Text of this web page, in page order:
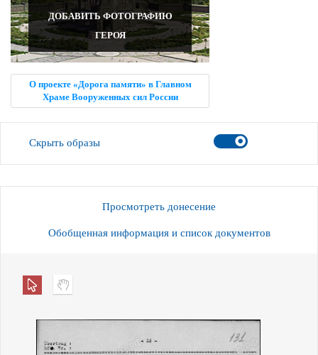
ДОБАВИТЬ ФОТОГРАФИЮ
ГЕРОЯ
О проекте «Дорога памяти» в Главном
Храме Вооруженных сил России
Скрыть образы
Просмотреть донесение
Обобщенная информация и список документов